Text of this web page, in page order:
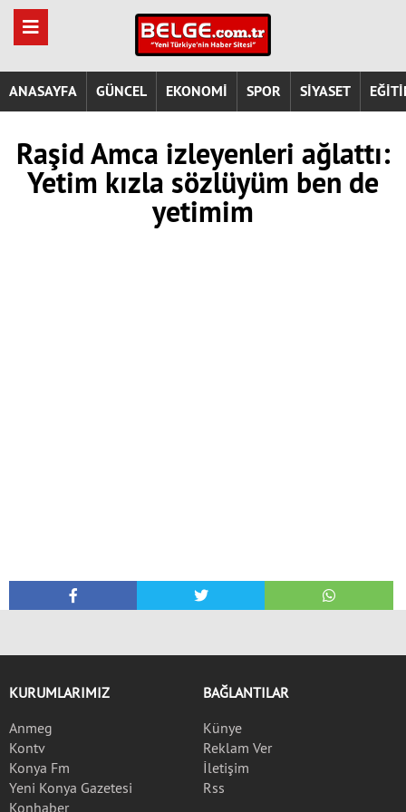
ANASAYFA GÜNCEL EKONOMİ SPOR SİYASET
Raşid Amca izleyenleri ağlattı:
Yetim kızla sözlüyüm ben de
yetimim
KURUMLARIMIZ
Anmeg
Kontv
Konya Fm
Yeni Konya Gazetesi
Konhaber
BAĞLANTILAR
Künye
Reklam Ver
İletişim
Rss